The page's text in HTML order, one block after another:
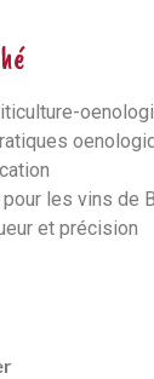
les vins de
et précision